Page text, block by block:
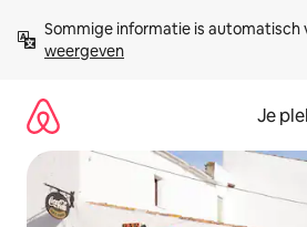
direct
naar
Sommige informatie is automatisch
weergeven
Je